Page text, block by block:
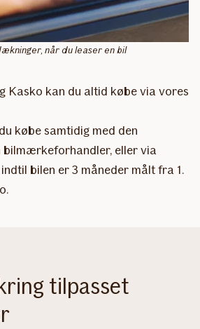
når du leaser en bil
Kasko kan du altid købe via vores
købe samtidig med den
bilmærkeforhandler, eller via
bilen er 3 måneder målt fra 1.
tilpasset